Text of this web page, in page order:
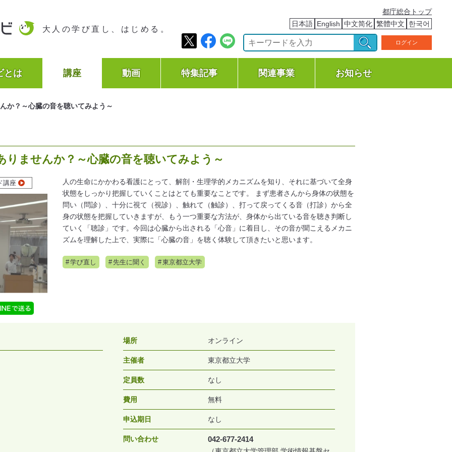
大人の学び直し、はじめる。
都庁総合トップ
日本語 English 中文简化 繁體中文 한국어
ログイン
とは 講座 動画 特集記事 関連事業 お知らせ
か？～心臓の音を聴いてみよう～
りませんか？～心臓の音を聴いてみよう～
講座
人の生命にかかわる看護にとって、解剖・生理学的メカニズムを知り、それに基づいて全身
状態をしっかり把握していくことはとても重要なことです。 まず患者さんから身体の状態を
問い（問診）、十分に視て（視診）、触れて（触診）、打って戻ってくる音（打診）から全
身の状態を把握していきますが、もう一つ重要な方法が、身体から出ている音を聴き判断し
ていく「聴診」です。今回は心臓から出される「心音」に着目し、その音が聞こえるメカニ
ズムを理解した上で、実際に「心臓の音」を聴く体験して頂きたいと思います。
学び直し 先生に聞く 東京都立大学
場所 オンライン
主催者 東京都立大学
定員数 なし
費用 無料
申込期日 なし
問い合わせ 042-677-2414